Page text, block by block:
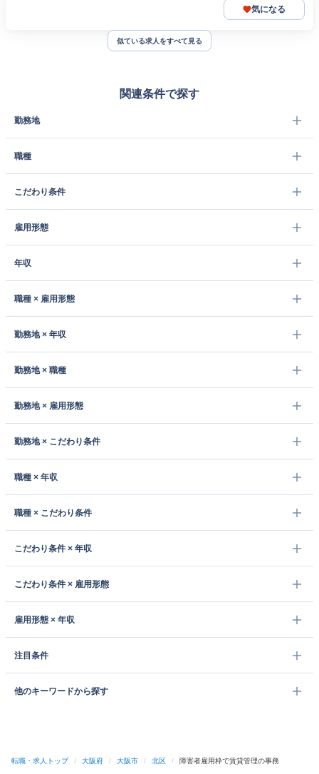
気になる
似ている求人をすべて見る
関連条件で探す
勤務地
職種
こだわり条件
雇用形態
年収
職種 × 雇用形態
勤務地 × 年収
勤務地 × 職種
勤務地 × 雇用形態
勤務地 × こだわり条件
職種 × 年収
職種 × こだわり条件
こだわり条件 × 年収
こだわり条件 × 雇用形態
雇用形態 × 年収
注目条件
他のキーワードから探す
転職・求人トップ / 大阪府 / 大阪市 / 北区 / 障害者雇用枠で賃貸管理の事務